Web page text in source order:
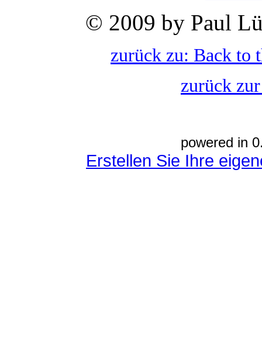
© 2009 by Paul
zurück zu: Back to
zurück
powered in
Erstellen Sie Ihre